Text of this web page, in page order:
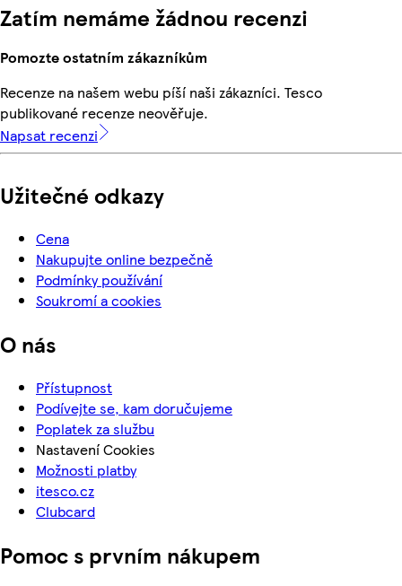
Zatím nemáme žádnou recenzi
Pomozte ostatním zákazníkům
Recenze na našem webu píší naši zákazníci. Tesco
publikované recenze neověřuje.
Napsat recenzi
Užitečné odkazy
Cena
Nakupujte online bezpečně
Podmínky používání
Soukromí a cookies
O nás
Přístupnost
Podívejte se, kam doručujeme
Poplatek za službu
Nastavení Cookies
Možnosti platby
itesco.cz
Clubcard
Pomoc s prvním nákupem